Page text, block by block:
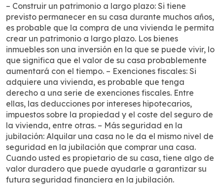
– Construir un patrimonio a largo plazo: Si tiene
previsto permanecer en su casa durante muchos años,
es probable que la compra de una vivienda le permita
crear un patrimonio a largo plazo. Los bienes
inmuebles son una inversión en la que se puede vivir, lo
que significa que el valor de su casa probablemente
aumentará con el tiempo. – Exenciones fiscales: Si
adquiere una vivienda, es probable que tenga
derecho a una serie de exenciones fiscales. Entre
ellas, las deducciones por intereses hipotecarios,
impuestos sobre la propiedad y el coste del seguro de
la vivienda, entre otras. – Más seguridad en la
jubilación: Alquilar una casa no le da el mismo nivel de
seguridad en la jubilación que comprar una casa.
Cuando usted es propietario de su casa, tiene algo de
valor duradero que puede ayudarle a garantizar su
futura seguridad financiera en la jubilación.